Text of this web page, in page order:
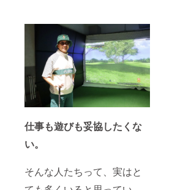
仕事も遊びも妥協したくな
い。
そんな人たちって、実はと